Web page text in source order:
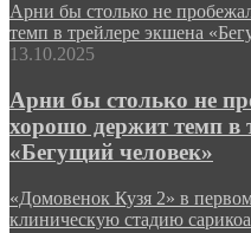
Арни бы столько не
темп в трейлере экшена
13.10.2025
Арни бы столько не
хорошо держит темп в
«Бегущий человек»
«Домовенок Кузя 2» в
клиническую стадию